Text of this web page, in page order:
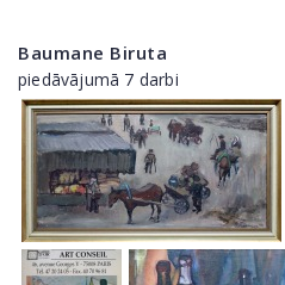
Baumane Biruta
piedāvājumā 7 darbi